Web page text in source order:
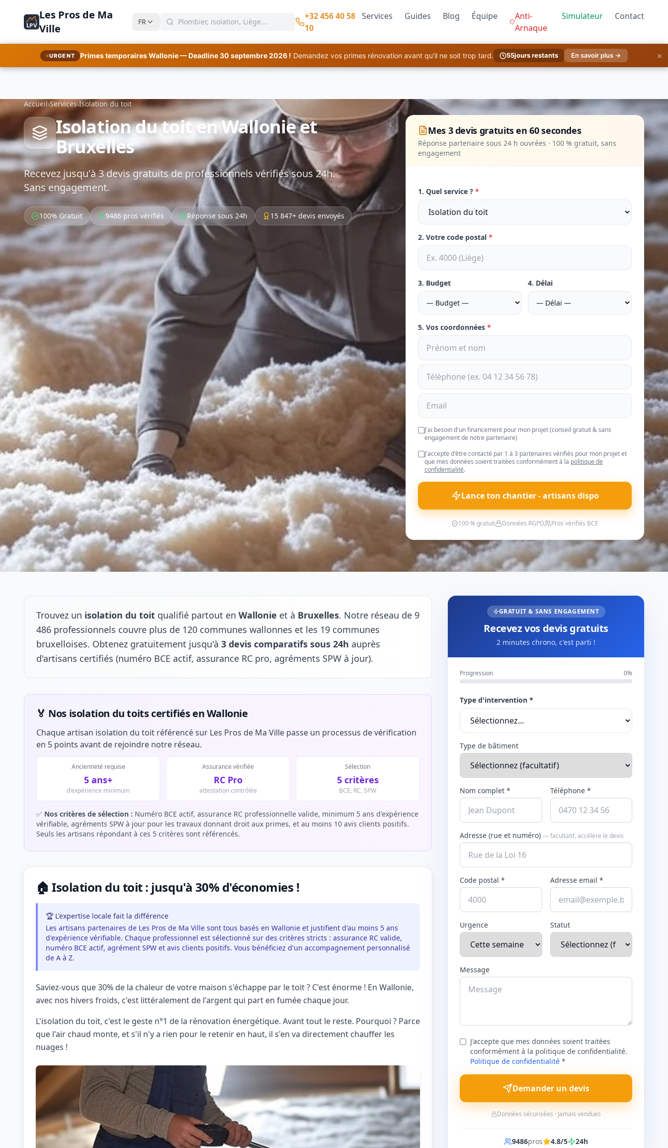
LPV
Les Pros de Ma
Ville
FR
+32 456 40 58
10
Services Guides Blog Équipe
Anti-
Arnaque
Simulateur Contact
URGENT Primes temporaires Wallonie — Deadline 30 septembre 2026 ! Demandez vos primes rénovation avant qu'il ne soit trop tard. 55jours restants En savoir plus → ×
Accueil›Services›Isolation du toit
Isolation du toit en Wallonie et
Bruxelles
Recevez jusqu'à 3 devis gratuits de professionnels vérifiés sous 24h.
Sans engagement.
100% Gratuit 9486 pros vérifiés Réponse sous 24h 15 847+ devis envoyés
Mes 3 devis gratuits en 60 secondes
Réponse partenaire sous 24 h ouvrées · 100 % gratuit, sans
engagement
1. Quel service ? *
2. Votre code postal *
3. Budget 4. Délai
5. Vos coordonnées *
J'ai besoin d'un financement pour mon projet (conseil gratuit & sans
engagement de notre partenaire)
J'accepte d'être contacté par 1 à 3 partenaires vérifiés pour mon projet et
que mes données soient traitées conformément à la politique de
confidentialité.
Lance ton chantier - artisans dispo
100 % gratuit Données RGPD Pros vérifiés BCE
Trouvez un isolation du toit qualifié partout en Wallonie et à Bruxelles. Notre réseau de 9
486 professionnels couvre plus de 120 communes wallonnes et les 19 communes
bruxelloises. Obtenez gratuitement jusqu'à 3 devis comparatifs sous 24h auprès
d'artisans certifiés (numéro BCE actif, assurance RC pro, agréments SPW à jour).
🏅 Nos isolation du toits certifiés en Wallonie
Chaque artisan isolation du toit référencé sur Les Pros de Ma Ville passe un processus de vérification
en 5 points avant de rejoindre notre réseau.
Ancienneté requise
5 ans+
d'expérience minimum
Assurance vérifiée
RC Pro
attestation contrôlée
Sélection
5 critères
BCE, RC, SPW
✅ Nos critères de sélection : Numéro BCE actif, assurance RC professionnelle valide, minimum 5 ans d'expérience
vérifiable, agréments SPW à jour pour les travaux donnant droit aux primes, et au moins 10 avis clients positifs.
Seuls les artisans répondant à ces 5 critères sont référencés.
🏠 Isolation du toit : jusqu'à 30% d'économies !
🏆 L'expertise locale fait la différence
Les artisans partenaires de Les Pros de Ma Ville sont tous basés en Wallonie et justifient d'au moins 5 ans
d'expérience vérifiable. Chaque professionnel est sélectionné sur des critères stricts : assurance RC valide,
numéro BCE actif, agrément SPW et avis clients positifs. Vous bénéficiez d'un accompagnement personnalisé
de A à Z.
Saviez-vous que 30% de la chaleur de votre maison s'échappe par le toit ? C'est énorme ! En Wallonie,
avec nos hivers froids, c'est littéralement de l'argent qui part en fumée chaque jour.
L'isolation du toit, c'est le geste n°1 de la rénovation énergétique. Avant tout le reste. Pourquoi ? Parce
que l'air chaud monte, et s'il n'y a rien pour le retenir en haut, il s'en va directement chauffer les
nuages !
GRATUIT & SANS ENGAGEMENT
Recevez vos devis gratuits
2 minutes chrono, c'est parti !
Progression 0%
Type d'intervention *
Type de bâtiment
Nom complet * Téléphone *
Adresse (rue et numéro)— facultatif, accélère le devis
Code postal * Adresse email *
Urgence Statut
Message
J'accepte que mes données soient traitées
conformément à la politique de confidentialité.
Politique de confidentialité *
Demander un devis
Données sécurisées · Jamais vendues
9486pros 4.8/5 24h